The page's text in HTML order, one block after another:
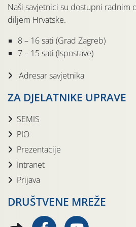
Naši savjetnici su dostupni radnim
diljem Hrvatske.
8 – 16 sati (Grad Zagreb)
7 – 15 sati (Ispostave)
Adresar savjetnika
ZA DJELATNIKE UPRAVE
SEMIS
PIO
Prezentacije
Intranet
Prijava
DRUŠTVENE MREŽE